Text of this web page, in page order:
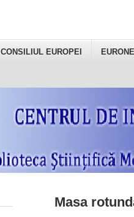
CONSILIUL EUROPEI
Masa